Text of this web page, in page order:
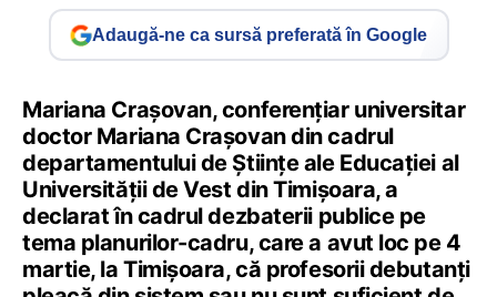
Adaugă-ne ca sursă preferată în Google
Mariana Crașovan, conferențiar universitar
doctor Mariana Crașovan din cadrul
departamentului de Științe ale Educației al
Universității de Vest din Timișoara, a
declarat în cadrul dezbaterii publice pe
tema planurilor-cadru, care a avut loc pe 4
martie, la Timișoara, că profesorii debutanți